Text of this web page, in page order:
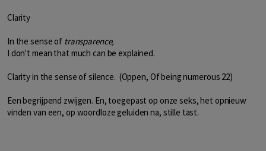
Clarity
In the sense of transparence,
I don't mean that much can be explained.
Clarity in the sense of silence. (Oppen, Of being numerous 22)
Een begrijpend zwijgen. En, toegepast op onze seks, het opnieuw
vinden van een, op woordloze geluiden na, stille tast.